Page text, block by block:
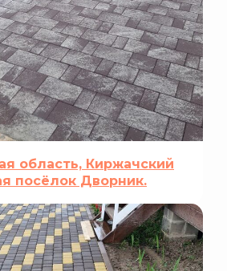
область, Киржачский
посёлок Дворник.